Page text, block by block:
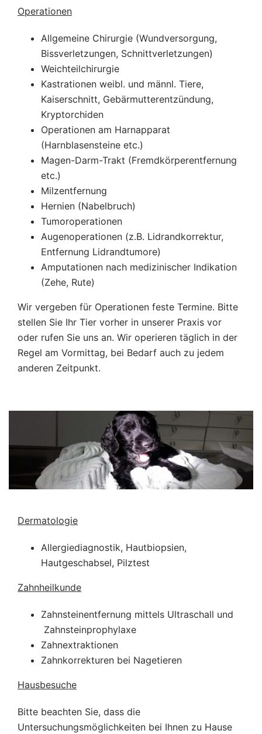
Operationen
Allgemeine Chirurgie (Wundversorgung,
Bissverletzungen, Schnittverletzungen)
Weichteilchirurgie
Kastrationen weibl. und männl. Tiere,
Kaiserschnitt, Gebärmutterentzündung,
Kryptorchiden
Operationen am Harnapparat
(Harnblasensteine etc.)
Magen-Darm-Trakt (Fremdkörperentfernung
etc.)
Milzentfernung
Hernien (Nabelbruch)
Tumoroperationen
Augenoperationen (z.B. Lidrandkorrektur,
Entfernung Lidrandtumore)
Amputationen nach medizinischer Indikation
(Zehe, Rute)
Wir vergeben für Operationen feste Termine. Bitte
stellen Sie Ihr Tier vorher in unserer Praxis vor
oder rufen Sie uns an. Wir operieren täglich in der
Regel am Vormittag, bei Bedarf auch zu jedem
anderen Zeitpunkt.
Dermatologie
Allergiediagnostik, Hautbiopsien,
Hautgeschabsel, Pilztest
Zahnheilkunde
Zahnsteinentfernung mittels Ultraschall und
Zahnsteinprophylaxe
Zahnextraktionen
Zahnkorrekturen bei Nagetieren
Hausbesuche
Bitte beachten Sie, dass die
Untersuchungsmöglichkeiten bei Ihnen zu Hause